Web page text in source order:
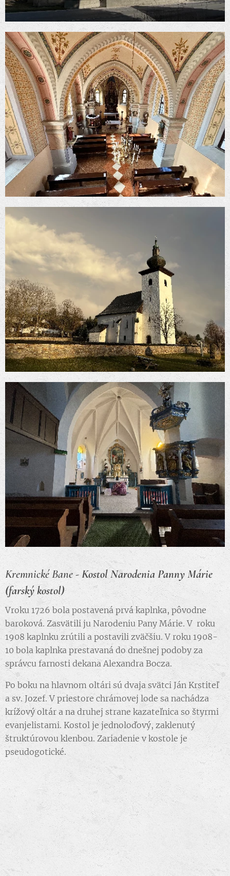
Kremnické Bane -Kostol Narodenia Panny Márie
(farský kostol)
Vroku 1726 bola postavená prvá kaplnka, pôvodne
baroková. Zasvätili ju Narodeniu Pany Márie. V roku
1908 kaplnku zrútili a postavili zväčšiu. V roku 1908-
10 bola kaplnka prestavaná do dnešnej podoby za
správcu farnosti dekana Alexandra Bocza.
Po boku na hlavnom oltári sú dvaja svätci Ján Krstiteľ
a sv. Jozef. V priestore chrámovej lode sa nachádza
krížový oltár a na druhej strane kazateľnica so štyrmi
evanjelistami. Kostol je jednoloďový, zaklenutý
štruktúrovou klenbou. Zariadenie v kostole je
pseudogotické.